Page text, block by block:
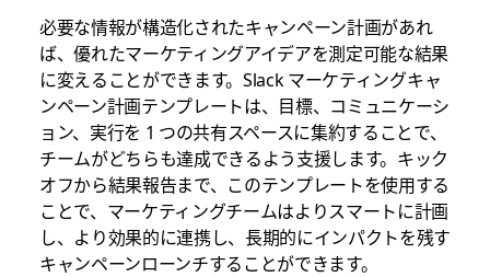
必要な情報が構造化されたキャンペーン計画があれ
ば、優れたマーケティングアイデアを測定可能な結果
に変えることができます。Slack マーケティングキャ
ンペーン計画テンプレートは、目標、コミュニケーシ
ョン、実行を 1 つの共有スペースに集約することで、
チームがどちらも達成できるよう支援します。キック
オフから結果報告まで、このテンプレートを使用する
ことで、マーケティングチームはよりスマートに計画
し、より効果的に連携し、長期的にインパクトを残す
キャンペーンローンチすることができます。